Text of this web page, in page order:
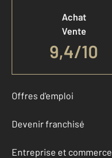
Achat
Vente
9,4/10
Offres d'emploi
Devenir franchisé
Entreprise et commerce